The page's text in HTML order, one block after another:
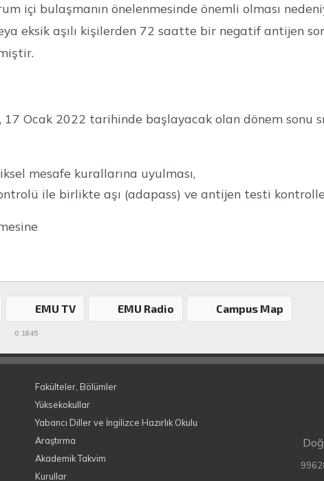
içi bulaşmanın önelenmesinde önemli olması
eksik aşılı kişilerden 72 saatte bir negatif antijen
Ocak 2022 tarihinde başlayacak olan dönem sonu
mesafe kurallarına uyulması,
ile birlikte aşı (adapass) ve antijen testi
EMU TV EMU Radio Campus Map
0.1845
Fakülteler, Bölümler
Yüksekokullar
Yabancı Diller ve İngilizce Hazırlık Okulu
Araştırma
Akademik Takvim
Kurullar